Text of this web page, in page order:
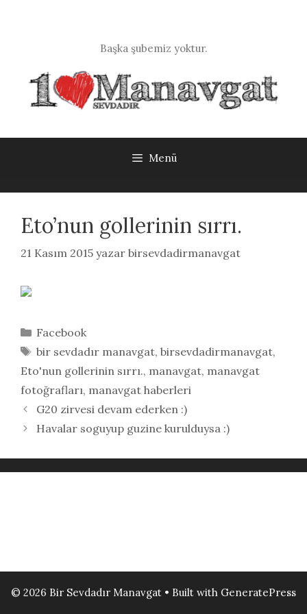
Başka şubemiz yoktur.
Menü
Eto’nun gollerinin sırrı.
21 Kasım 2015 yazar birsevdadirmanavgat
Kategoriler
Facebook
Etiketler
bir sevdadır manavgat, birsevdadirmanavgat,
Eto'nun gollerinin sırrı., manavgat, manavgat
fotoğrafları, manavgat haberleri
G20 zirvesi devam ederken :)
Havalar soguyup guzine kurulduysa :)
© 2026 Bir Sevdadır Manavgat • Built with GeneratePress